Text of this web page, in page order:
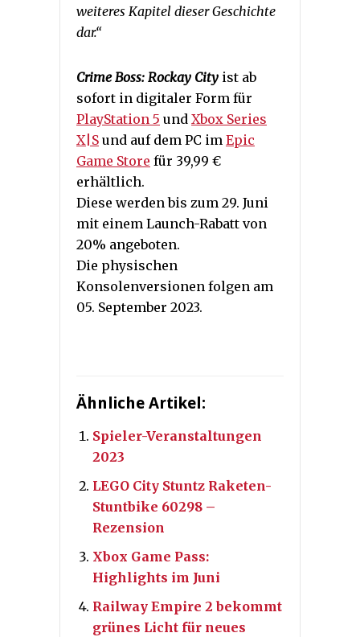
weiteres Kapitel dieser Geschichte
dar.“
Crime Boss: Rockay City ist ab
sofort in digitaler Form für
PlayStation 5 und Xbox Series
X|S und auf dem PC im Epic
Game Store für 39,99 €
erhältlich.
Diese werden bis zum 29. Juni
mit einem Launch-Rabatt von
20% angeboten.
Die physischen
Konsolenversionen folgen am
05. September 2023.
Ähnliche Artikel:
Spieler-Veranstaltungen
2023
LEGO City Stuntz Raketen-
Stuntbike 60298 –
Rezension
Xbox Game Pass:
Highlights im Juni
Railway Empire 2 bekommt
grünes Licht für neues